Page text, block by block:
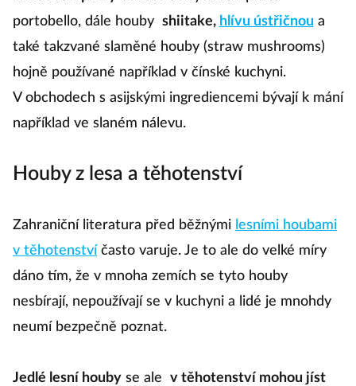
portobello, dále houby shiitake, hlívu ústřičnou a
také takzvané slaměné houby (straw mushrooms)
hojně používané například v čínské kuchyni.
V obchodech s asijskými ingrediencemi bývají k mání
například ve slaném nálevu.
Houby z lesa a těhotenství
Zahraniční literatura před běžnými lesními houbami
v těhotenství často varuje. Je to ale do velké míry
dáno tím, že v mnoha zemích se tyto houby
nesbírají, nepoužívají se v kuchyni a lidé je mnohdy
neumí bezpečně poznat.
Jedlé lesní houby se ale
v těhotenství mohou jíst